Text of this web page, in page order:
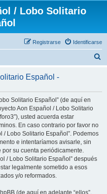
/ Lobo Solitario
Identificarse
Registrarse
c
Español -
Solitario Español” (de aquí en
Aon Español / Lobo Solitario
usted acuerda estar
En caso contrario por favor no
/ Lobo Solitario Español”. Podemos
e intentaríamos avisarle, sin
su cuenta periódicamente.
/ Lobo Solitario Español” después
legalmente sometido a esos
y/o reformados.
(de aquí en adelante “ellos”,